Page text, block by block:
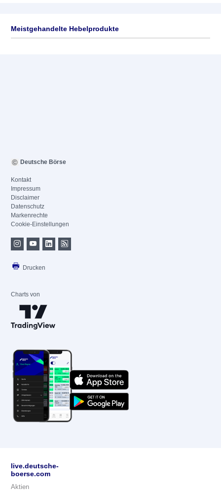
Meistgehandelte Hebelprodukte
Deutsche Börse
Kontakt
Impressum
Disclaimer
Datenschutz
Markenrechte
Cookie-Einstellungen
Drucken
Charts von
live.deutsche-
boerse.com
Aktien